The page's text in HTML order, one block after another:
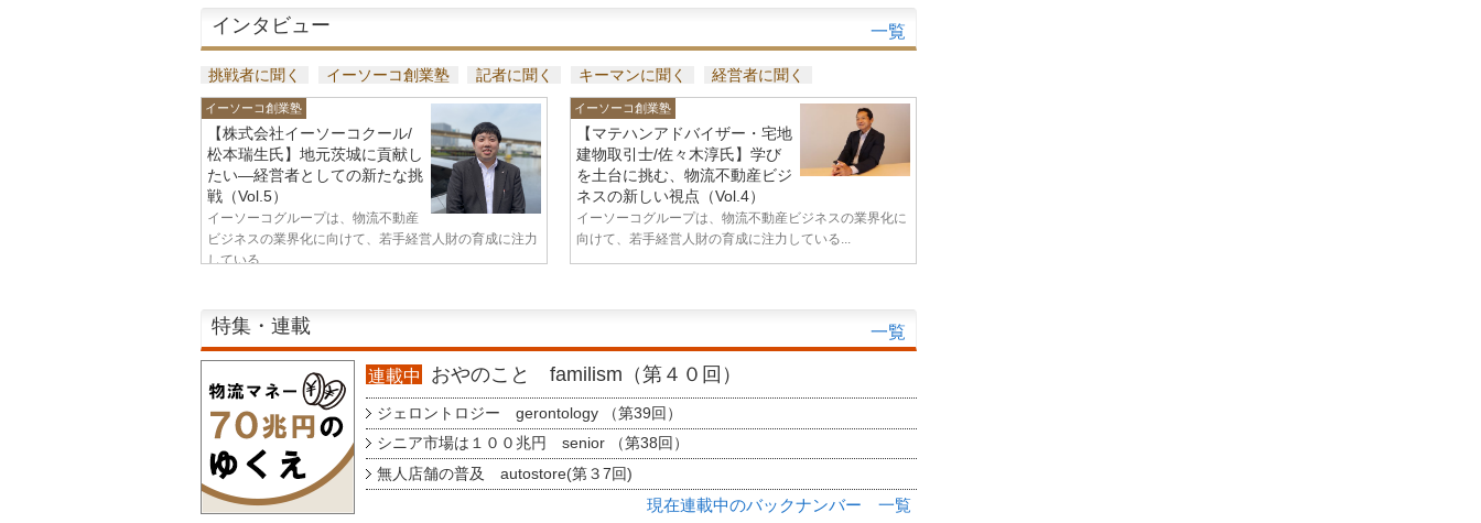
インタビュー 一覧
挑戦者に聞く イーソーコ創業塾 記者に聞く キーマンに聞く 経営者に聞く
イーソーコ創業塾
【株式会社イーソーコクール/
松本瑞生氏】地元茨城に貢献し
たい—経営者としての新たな挑
戦（Vol.5）
イーソーコグループは、物流不動産
ビジネスの業界化に向けて、若手経営人財の育成に注力
している...
イーソーコ創業塾
【マテハンアドバイザー・宅地
建物取引士/佐々木淳氏】学び
を土台に挑む、物流不動産ビジ
ネスの新しい視点（Vol.4）
イーソーコグループは、物流不動産ビジネスの業界化に
向けて、若手経営人財の育成に注力している...
特集・連載 一覧
連載中 おやのこと familism（第４０回）
ジェロントロジー gerontology （第39回）
シニア市場は１００兆円 senior （第38回）
無人店舗の普及 autostore(第３7回)
現在連載中のバックナンバー 一覧